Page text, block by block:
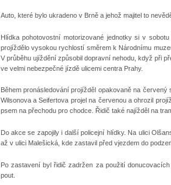
Auto, které bylo ukradeno v Brně a jehož majitel to
Hlídka pohotovostní motorizované jednotky si v
projíždělo vysokou rychlostí směrem k Národnímu
V průběhu ujíždění způsobil dopravní nehodu, když při
ve velmi nebezpečné jízdě ulicemi centra Prahy.
Během pronásledování projížděl opakovaně na
Wilsonova a Seifertova projel na červenou a ohrozil
psem na přechodu pro chodce. Řidič také najížděl na
Do akce se zapojily i další policejní hlídky. Na ulici
až v ulici Malešická, kde zastavil před vjezdem do
Po zastavení byl řidič zadržen za použití
pout.